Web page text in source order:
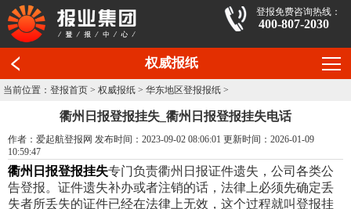
登报免费咨询热线：
400-807-2030
权威报纸
当前位置：登报首页 >权威报纸 >华东地区登报报纸 >
衢州日报登报挂失_衢州日报登报挂失电话
作者：爱起航登报网 发布时间：2023-09-02 08:06:01 更新时间：2026-01-09
10:59:47
衢州日报登报挂失专门负责衢州日报证件遗失，公司各类公
告登报。证件遗失补办或者注销的话，法律上必须先确定丢
失者所丢失的证件已经在法律上无效，这个过程就叫登报挂